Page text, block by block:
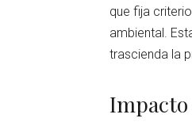
que fija
ambiental.
trascienda la